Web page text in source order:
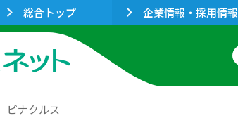
総合トップ 企業情報・採用情報
ピナクルス